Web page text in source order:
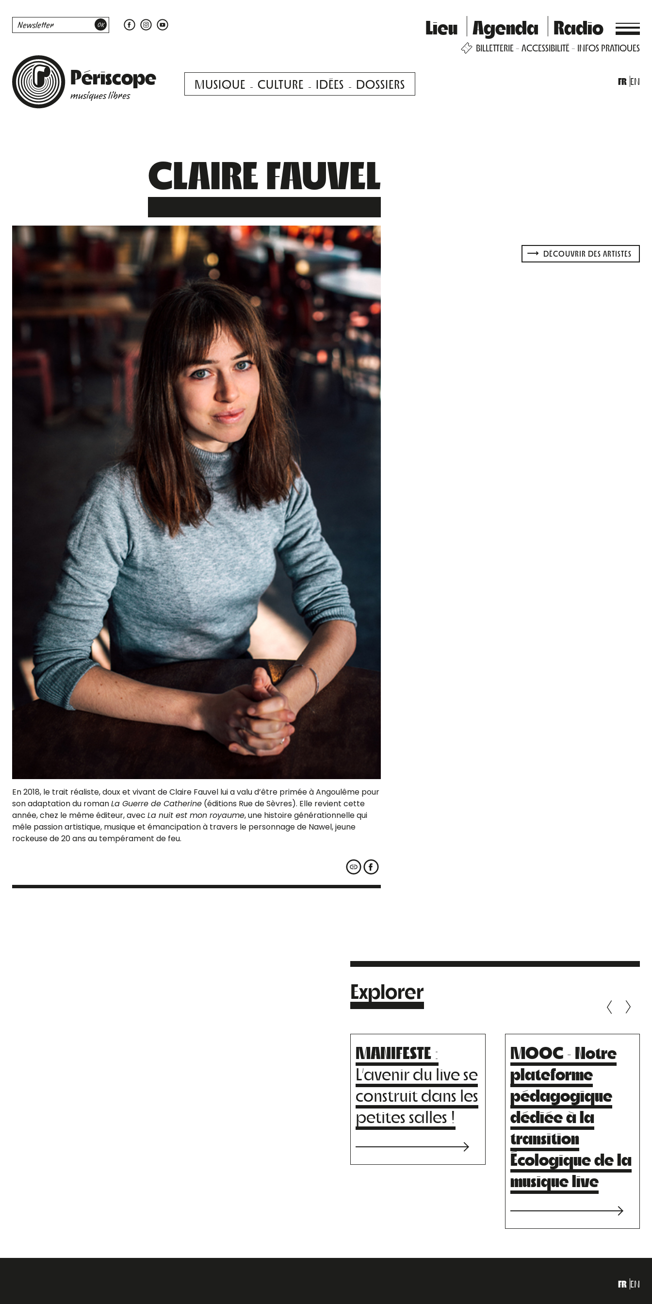
Lieu Agenda Radio
BILLETTERIE ACCESSIBILITÉ INFOS PRATIQUES
Périscope
musiques libres
MUSIQUE CULTURE IDÉES DOSSIERS FR EN
CLAIRE FAUVEL
En 2018, le trait réaliste, doux et vivant de Claire Fauvel lui a valu d’être primée à Angoulême pour
son adaptation du romanLa Guerre de Catherine (éditions Rue de Sèvres). Elle revient cette
année, chez le même éditeur, avec La nuit est mon royaume, une histoire générationnelle qui
mêle passion artistique, musique et émancipation à travers le personnage de Nawel, jeune
rockeuse de 20 ans au tempérament de feu.
DÉCOUVRIR DES ARTISTES
Explorer
MANIFESTE :
L’avenir du live se
construit dans les
petites salles !
MOOC · Notre
plateforme
pédagogique
dédiée à la
transition
Écologique de la
musique live
FR EN